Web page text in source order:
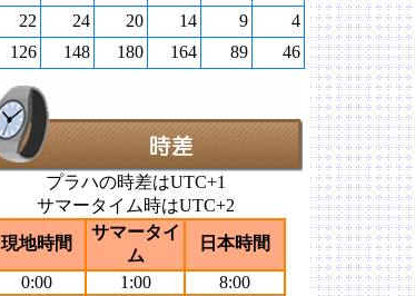
22 24 20 14 9
4
126 148 180 164 89 46
プラハの時差はUTC+1
サマータイム時はUTC+2
現地時間
サマータイ
ム
日本時間
0:00 1:00
8:00